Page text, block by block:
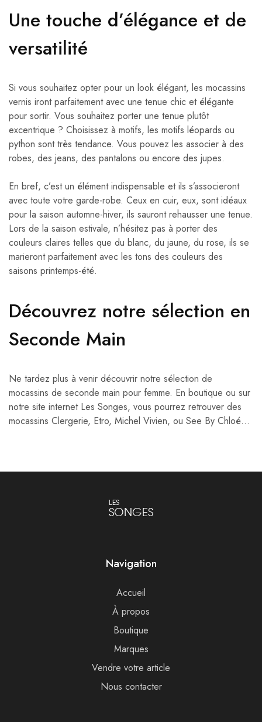
Une touche d’élégance et de
versatilité
Si vous souhaitez opter pour un look élégant, les mocassins
vernis iront parfaitement avec une tenue chic et élégante
pour sortir. Vous souhaitez porter une tenue plutôt
excentrique ? Choisissez à motifs, les motifs léopards ou
python sont très tendance. Vous pouvez les associer à des
robes, des jeans, des pantalons ou encore des jupes.
En bref, c’est un élément indispensable et ils s’associeront
avec toute votre garde-robe. Ceux en cuir, eux, sont idéaux
pour la saison automne-hiver, ils sauront rehausser une tenue.
Lors de la saison estivale, n’hésitez pas à porter des
couleurs claires telles que du blanc, du jaune, du rose, ils se
marieront parfaitement avec les tons des couleurs des
saisons printemps-été.
Découvrez notre sélection en
Seconde Main
Ne tardez plus à venir découvrir notre sélection de
mocassins de seconde main pour femme. En boutique ou sur
notre site internet Les Songes, vous pourrez retrouver des
mocassins Clergerie, Etro, Michel Vivien, ou See By Chloé…
SONGES
LES
Navigation
Accueil
À propos
Boutique
Marques
Vendre votre article
Nous contacter